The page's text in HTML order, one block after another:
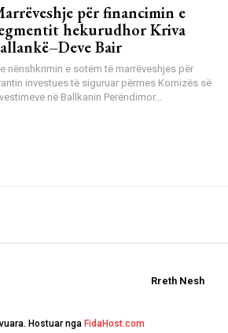
për financimin e
hekurudhor Kriva
Bair
nënshkrimin e sotëm të marrëveshjes për
investues të siguruar përmes Kornizës së
në Ballkanin Perëndimor...
Rreth Nesh
Hostuar nga FidaHost.com